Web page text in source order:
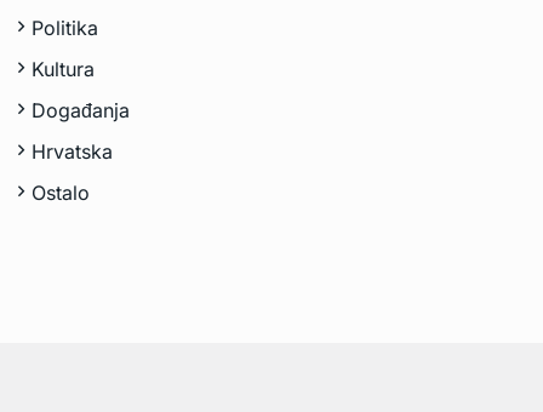
Politika
Kultura
Događanja
Hrvatska
Ostalo